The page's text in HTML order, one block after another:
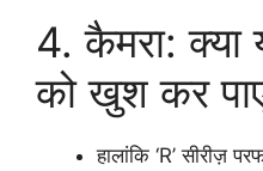
4. कैमरा: क्या
को खुश कर
हालांकि ‘R’ सीरीज़